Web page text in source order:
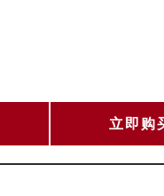
立即购